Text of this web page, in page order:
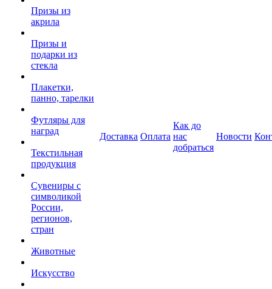
Призы из
акрила
Призы и
подарки из
стекла
Плакетки,
панно, тарелки
Футляры для
наград
Текстильная
продукция
Сувениры с
символикой
России,
регионов,
стран
Животные
Искусство
Доставка Оплата
Как до
нас
добраться
Новости